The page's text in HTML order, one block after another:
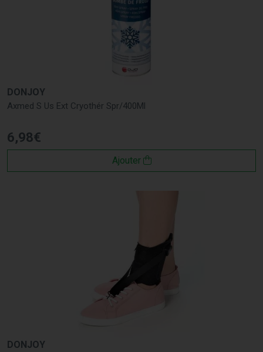
DONJOY
Axmed S Us Ext Cryothér Spr/400Ml
6,98€
Ajouter
DONJOY